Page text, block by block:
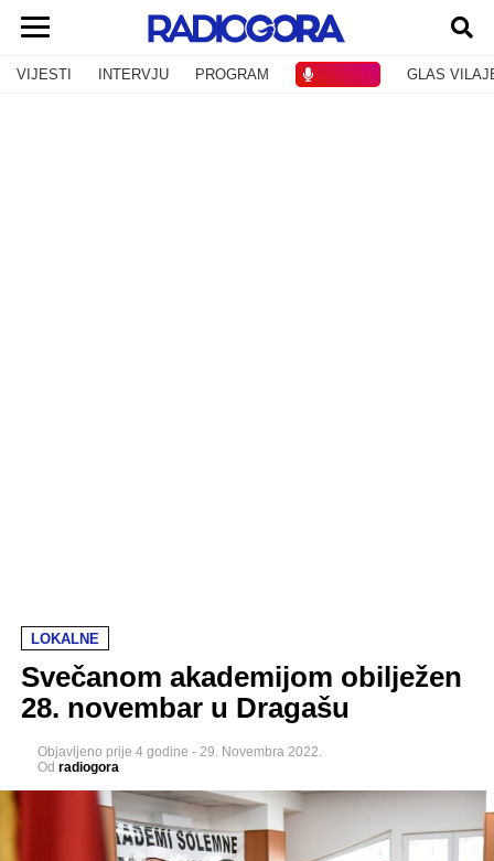
VIJESTI INTERVJU PROGRAM GLAS
LOKALNE
Svečanom akademijom obilježen
28. novembar u Dragašu
Objavljeno prije 4 godine - 29. Novembra 2022.
Od radiogora